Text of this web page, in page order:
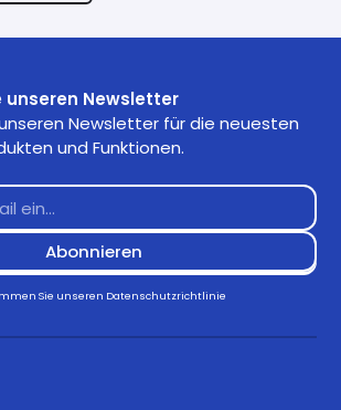
unseren Newsletter
Newsletter für die neuesten
und Funktionen.
Sie unseren Datenschutzrichtlinie